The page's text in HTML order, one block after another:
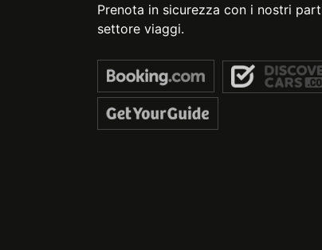
Prenota in sicurezza con i nostri
settore viaggi.